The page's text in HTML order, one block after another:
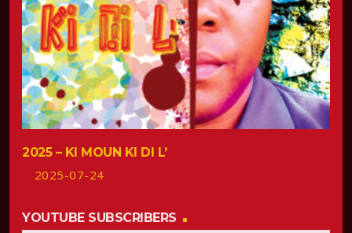
2025 – KI MOUN KI DI L’
2025-07-24
YOUTUBE SUBSCRIBERS